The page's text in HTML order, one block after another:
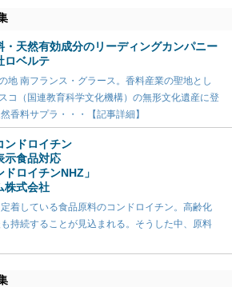
・天然有効成分のリーディングカンパニー
ロベルテ
地 南フランス・グラース。香料産業の聖地とし
コ（国連教育科学文化機構）の無形文化遺産に登
香料サプラ・・・【記事詳細】
ンドロイチン
示食品対応
ドロイチンNHZ」
株式会社
着している食品原料のコンドロイチン。高齢化
持続することが見込まれる。そうした中、原料